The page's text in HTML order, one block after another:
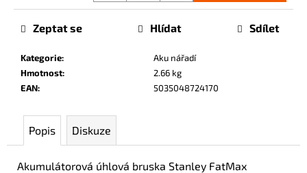
Kategorie:
Aku nářadí
Hmotnost:
2.66 kg
EAN: 5035048724170
Zeptat se Hlídat Sdílet
Popis Diskuze
Akumulátorová úhlová bruska Stanley FatMax
e